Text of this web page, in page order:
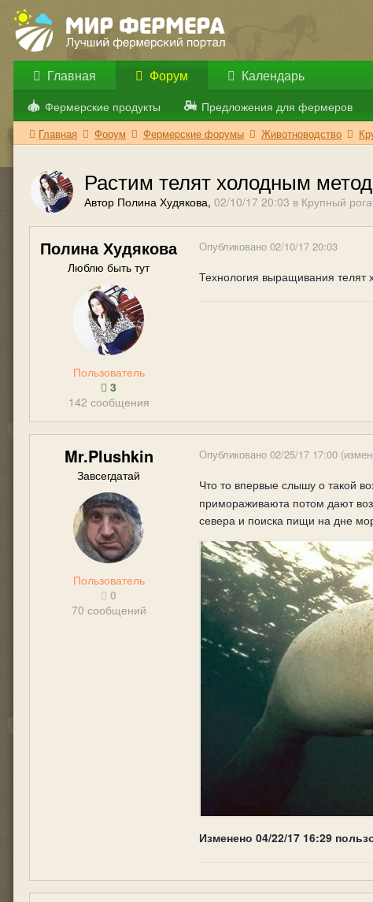
Главная Форум
Фермерские продукты Предложения для фермеров
Календарь
Главная Форум Фермерские форумы Животноводство
Растим телят холодным
Автор Полина Худякова, 02/10/17 20:03 в Крупный
Полина Худякова
Люблю быть тут
Пользователь
3
142 сообщения
Опубликовано 02/10/17 20:03
Технология выращивания телят
Mr.Plushkin
Завсегдатай
Пользователь
0
70 сообщений
Опубликовано 02/25/17 17:00
Что то впервые слышу о такой
примораживаюта потом дают
севера и поиска пищи на дне
Изменено 04/22/17 16:29